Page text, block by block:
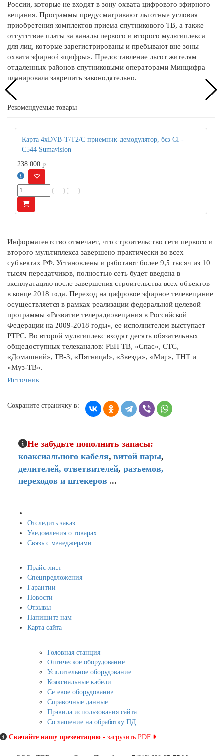
России, которые не входят в зону охвата цифрового эфирного
вещания. Программы предусматривают льготные условия
приобретения комплектов приема спутникового ТВ, а также
отсутствие платы за каналы первого и второго мультиплекса
для лиц, которые зарегистрированы и пребывают вне зоны
охвата эфирной «цифры». Предоставление льгот жителям
отдаленных районов спутниковыми операторами Минцифра
планировала закрепить законодательно.
Рекомендуемые товары
Карта 4xDVB-T/T2/C приемник-демодулятор, без CI -
C544 Sumavision
238 000 p
Информагентство отмечает, что строительство сети первого и
второго мультиплекса завершено практически во всех
субъектах РФ. Установлены и работают более 9,5 тысяч из 10
тысяч передатчиков, полностью сеть будет введена в
эксплуатацию после завершения строительства всех объектов
в конце 2018 года. Переход на цифровое эфирное телевещание
осуществляется в рамках реализации федеральной целевой
программы «Развитие телерадиовещания в Российской
Федерации на 2009-2018 годы», ее исполнителем выступает
РТРС. Во второй мультиплекс входят десять обязательных
общедоступных телеканалов: РЕН ТВ, «Спас», СТС,
«Домашний», ТВ-3, «Пятница!», «Звезда», «Мир», ТНТ и
«Муз-ТВ».
Источник
Сохраните страничку в:
Не забудьте пополнить запасы:
коаксиального кабеля, витой пары,
делителей, ответвителей, разъемов,
переходов и штекеров ...
Отследить заказ
Уведомления о товарах
Связь с менеджерами
Прайс-лист
Спецпредложения
Гарантии
Новости
Отзывы
Напишите нам
Карта сайта
Головная станция
Оптическое оборудование
Усилительное оборудование
Коаксиальные кабели
Сетевое оборудование
Справочные данные
Правила использования сайта
Соглашение на обработку ПД
Скачайте нашу презентацию - загрузить PDF